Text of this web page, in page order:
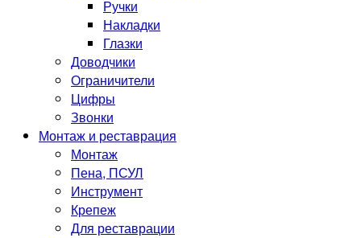
Ручки
Накладки
Глазки
Доводчики
Ограничители
Цифры
Звонки
Монтаж и реставрация
Монтаж
Пена, ПСУЛ
Инструмент
Крепеж
Для реставрации